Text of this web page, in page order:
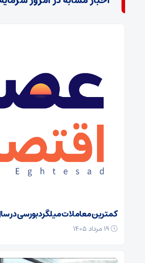
کمترین معاملات میلگرد بورسی در